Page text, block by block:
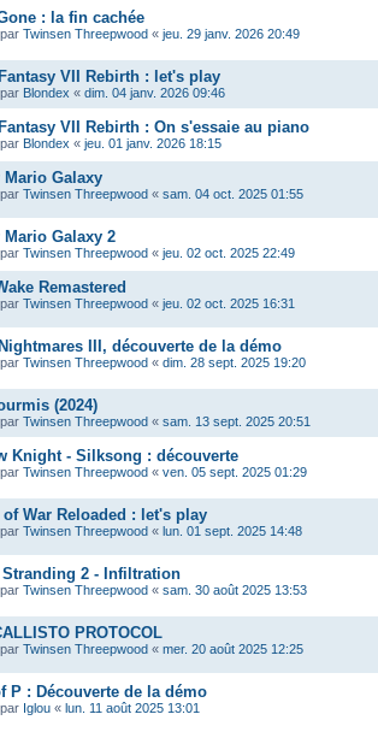
: la fin cachée
Twinsen Threepwood « jeu. 29 janv. 2026 20:49
VII Rebirth : let's play
Blondex « dim. 04 janv. 2026 09:46
VII Rebirth : On s'essaie au piano
Blondex « jeu. 01 janv. 2026 18:15
Mario Galaxy
Twinsen Threepwood « sam. 04 oct. 2025 01:55
Mario Galaxy 2
Twinsen Threepwood « jeu. 02 oct. 2025 22:49
Remastered
Twinsen Threepwood « jeu. 02 oct. 2025 16:31
III, découverte de la démo
Twinsen Threepwood « dim. 28 sept. 2025 19:20
(2024)
Twinsen Threepwood « sam. 13 sept. 2025 20:51
Knight - Silksong : découverte
Twinsen Threepwood « ven. 05 sept. 2025 01:29
of War Reloaded : let's play
Twinsen Threepwood « lun. 01 sept. 2025 14:48
Stranding 2 - Infiltration
Twinsen Threepwood « sam. 30 août 2025 13:53
PROTOCOL
Twinsen Threepwood « mer. 20 août 2025 12:25
P : Découverte de la démo
Iglou « lun. 11 août 2025 13:01